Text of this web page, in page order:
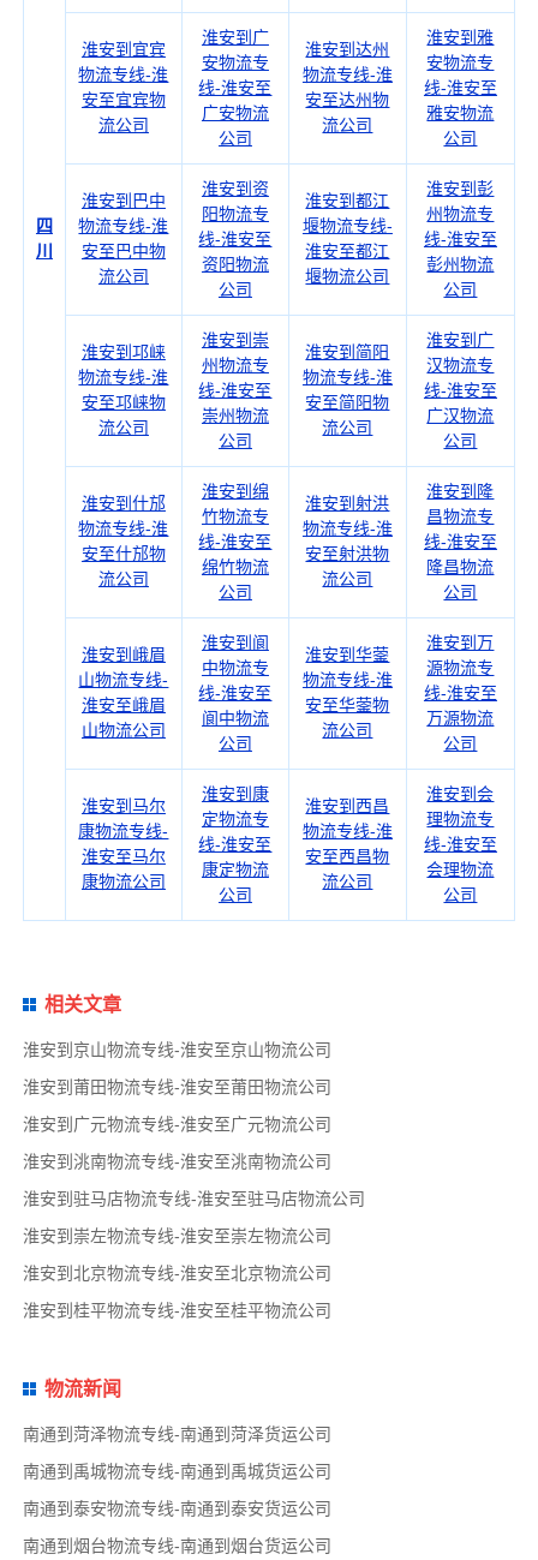
四
川
淮安到宜宾
物流专线-淮
安至宜宾物
流公司
淮安到广
安物流专
线-淮安至
广安物流
公司
淮安到达州
物流专线-淮
安至达州物
流公司
淮安到雅
安物流专
线-淮安至
雅安物流
公司
淮安到巴中
物流专线-淮
安至巴中物
流公司
淮安到资
阳物流专
线-淮安至
资阳物流
公司
淮安到都江
堰物流专线-
淮安至都江
堰物流公司
淮安到彭
州物流专
线-淮安至
彭州物流
公司
淮安到邛崃
物流专线-淮
安至邛崃物
流公司
淮安到崇
州物流专
线-淮安至
崇州物流
公司
淮安到简阳
物流专线-淮
安至简阳物
流公司
淮安到广
汉物流专
线-淮安至
广汉物流
公司
淮安到什邡
物流专线-淮
安至什邡物
流公司
淮安到绵
竹物流专
线-淮安至
绵竹物流
公司
淮安到射洪
物流专线-淮
安至射洪物
流公司
淮安到隆
昌物流专
线-淮安至
隆昌物流
公司
淮安到峨眉
山物流专线-
淮安至峨眉
山物流公司
淮安到阆
中物流专
线-淮安至
阆中物流
公司
淮安到华蓥
物流专线-淮
安至华蓥物
流公司
淮安到万
源物流专
线-淮安至
万源物流
公司
淮安到马尔
康物流专线-
淮安至马尔
康物流公司
淮安到康
定物流专
线-淮安至
康定物流
公司
淮安到西昌
物流专线-淮
安至西昌物
流公司
淮安到会
理物流专
线-淮安至
会理物流
公司
相关文章
淮安到京山物流专线-淮安至京山物流公司
淮安到莆田物流专线-淮安至莆田物流公司
淮安到广元物流专线-淮安至广元物流公司
淮安到洮南物流专线-淮安至洮南物流公司
淮安到驻马店物流专线-淮安至驻马店物流公司
淮安到崇左物流专线-淮安至崇左物流公司
淮安到北京物流专线-淮安至北京物流公司
淮安到桂平物流专线-淮安至桂平物流公司
物流新闻
南通到菏泽物流专线-南通到菏泽货运公司
南通到禹城物流专线-南通到禹城货运公司
南通到泰安物流专线-南通到泰安货运公司
南通到烟台物流专线-南通到烟台货运公司